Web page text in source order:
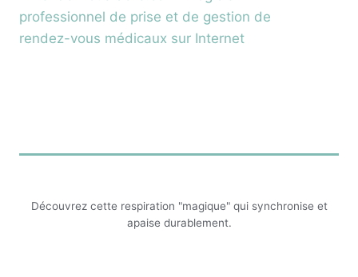
Découvrez cette respiration "magique" qui synchronise et
apaise durablement.